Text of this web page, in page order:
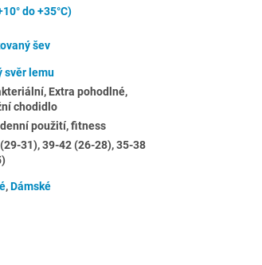
do +35°C)
šev
svěr lemu
Extra pohodlné,
chodidlo
použití, fitness
31), 39-42 (26-28), 35-38
,Dámské